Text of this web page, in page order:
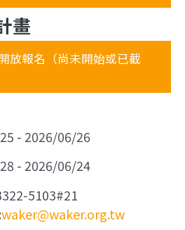
畫
放報名（尚未開始或已截
- 2026/06/26
-2026/06/24
5103#21
waker@waker.org.tw